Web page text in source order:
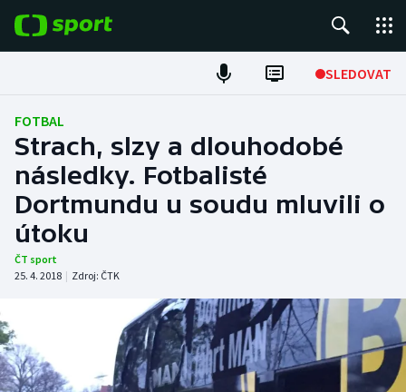
SLEDOVAT
Fotbal
Hokej
Tenis
Atletika
DALŠÍ SPORTY
Americký fotbal
NEPŘEHLÉDNĚTE
FOTBAL
Strach, slzy a dlouhodobé
následky. Fotbalisté
Dortmundu u soudu mluvili o
útoku
ČT sport
25. 4. 2018 | Zdroj: ČTK